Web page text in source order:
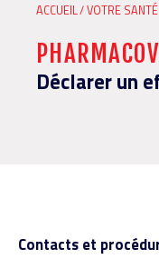
FIL
ACCUEIL VOTRE SANTÉ
Déclarer un
Contacts et